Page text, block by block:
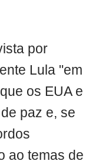
por
Lula "em
os EUA e
paz e, se
ao temas de